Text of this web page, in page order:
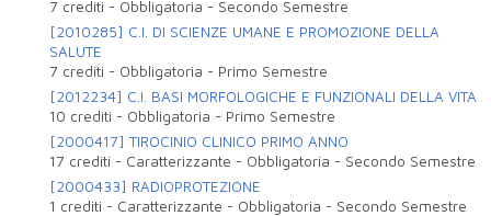
7 crediti - Obbligatoria - Secondo Semestre
[2010285] C.I. DI SCIENZE UMANE E PROMOZIONE DELLA
SALUTE
7 crediti - Obbligatoria - Primo Semestre
[2012234] C.I. BASI MORFOLOGICHE E FUNZIONALI DELLA VITA
10 crediti - Obbligatoria - Primo Semestre
[2000417] TIROCINIO CLINICO PRIMO ANNO
17 crediti - Caratterizzante - Obbligatoria - Secondo Semestre
[2000433] RADIOPROTEZIONE
1 crediti - Caratterizzante - Obbligatoria - Secondo Semestre